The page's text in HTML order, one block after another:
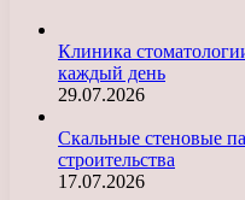
Клиника
каждый день
29.07.2026
Скальные стеновые
строительства
17.07.2026